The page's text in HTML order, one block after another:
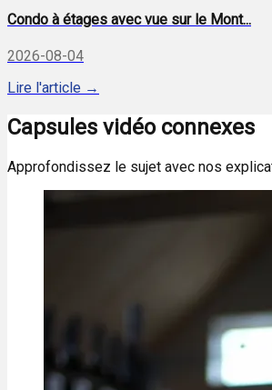
Condo à étages avec vue sur le Mont...
2026-08-04
Lire l'article →
Capsules vidéo connexes
Approfondissez le sujet avec nos